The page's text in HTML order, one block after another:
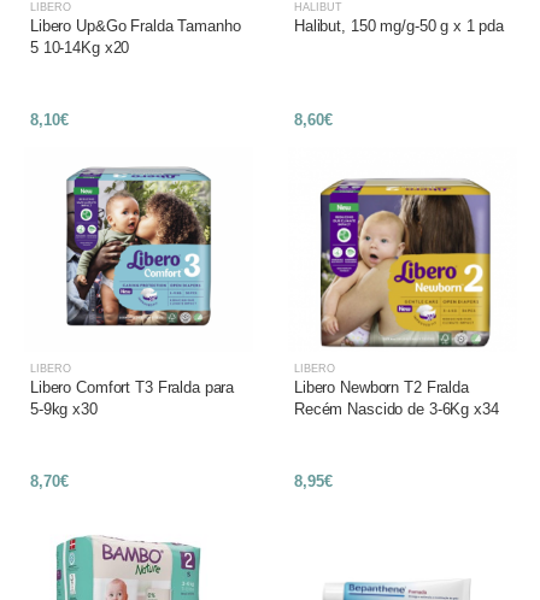
LIBERO
Libero Up&Go Fralda Tamanho
5 10-14Kg x20
8,10€
HALIBUT
Halibut, 150 mg/g-50 g x 1 pda
8,60€
LIBERO
Libero Comfort T3 Fralda para
5-9kg x30
8,70€
LIBERO
Libero Newborn T2 Fralda
Recém Nascido de 3-6Kg x34
8,95€